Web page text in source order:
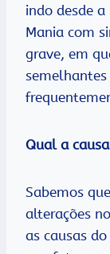
indo desde
Mania com
grave, em
semelhantes
Qual a
Sabemos
alterações
as causas